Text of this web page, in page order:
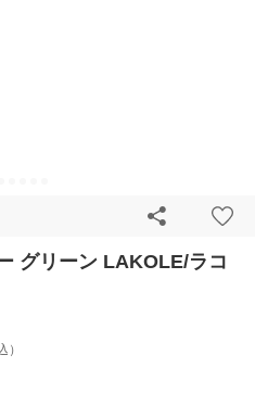
グリーン LAKOLE/ラコ